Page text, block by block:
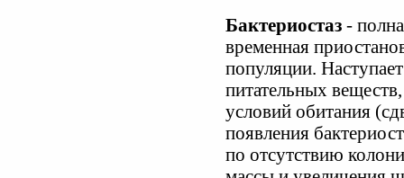
Бактериостаз -
временная
популяции.
питательных
условий обитания
появления
по отсутствию